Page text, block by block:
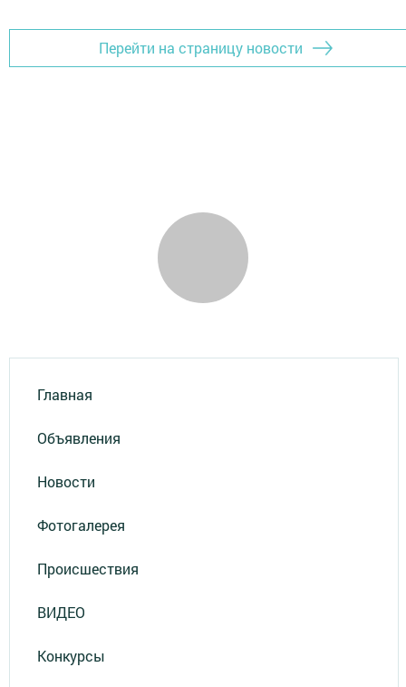
Перейти на страницу новости
Главная
Объявления
Новости
Фотогалерея
Происшествия
ВИДЕО
Конкурсы